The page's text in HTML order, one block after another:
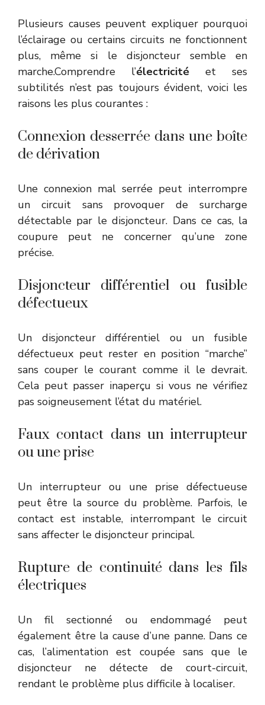
Plusieurs causes peuvent expliquer pourquoi
l’éclairage ou certains circuits ne fonctionnent
plus, même si le disjoncteur semble en
marche.Comprendre l’électricité et ses
subtilités n’est pas toujours évident, voici les
raisons les plus courantes :
Connexion desserrée dans une boîte
de dérivation
Une connexion mal serrée peut interrompre
un circuit sans provoquer de surcharge
détectable par le disjoncteur. Dans ce cas, la
coupure peut ne concerner qu’une zone
précise.
Disjoncteur différentiel ou fusible
défectueux
Un disjoncteur différentiel ou un fusible
défectueux peut rester en position “marche”
sans couper le courant comme il le devrait.
Cela peut passer inaperçu si vous ne vérifiez
pas soigneusement l’état du matériel.
Faux contact dans un interrupteur
ou une prise
Un interrupteur ou une prise défectueuse
peut être la source du problème. Parfois, le
contact est instable, interrompant le circuit
sans affecter le disjoncteur principal.
Rupture de continuité dans les fils
électriques
Un fil sectionné ou endommagé peut
également être la cause d’une panne. Dans ce
cas, l’alimentation est coupée sans que le
disjoncteur ne détecte de court-circuit,
rendant le problème plus difficile à localiser.